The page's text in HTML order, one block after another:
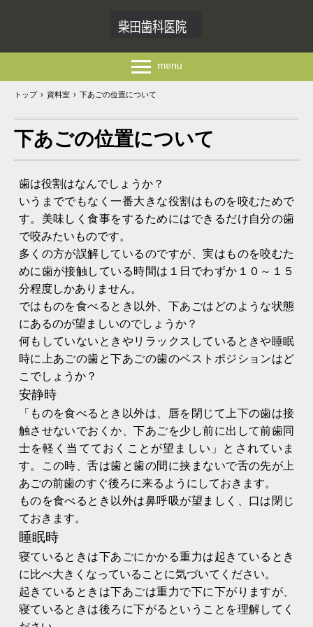
トップ › 資料室 › 下あごの位置について
下あごの位置について
歯は役割はなんでしょうか？
いうまででもなく一番大きな役割はものを咬むためで
す。美味しく食事をするためにはできるだけ自分の歯
で咬みたいものです。
多くの方が誤解しているのですが、実はものを咬むた
めに歯が接触している時間は１日でわずか１０～１５
分程度しかありません。
ではものを食べるとき以外、下あごはどのような状態
にあるのが望ましいのでしょうか？
何もしていないときやリラックスしているときや睡眠
時に上あごの歯と下あごの歯のベストポジションはど
こでしょうか？
安静時
「ものを食べるとき以外は、唇を閉じて上下の歯は接
触させないでおくか、下あごを少し前に出して前歯同
士を軽く当てておくことが望ましい」とされていま
す。この時、舌は歯と歯の間に挟まないで舌の先が上
あごの前歯のすぐ後ろに来るようにしておきます。
ものを食べるとき以外は鼻呼吸が望ましく、口は閉じ
ておきます。
睡眠時
寝ているときは下あごにかかる重力は起きているとき
に比べ大きくなっていることに気づいてください。
起きているときは下あごは重力で下に下がりますが、
寝ているときは後ろに下がるということを理解してく